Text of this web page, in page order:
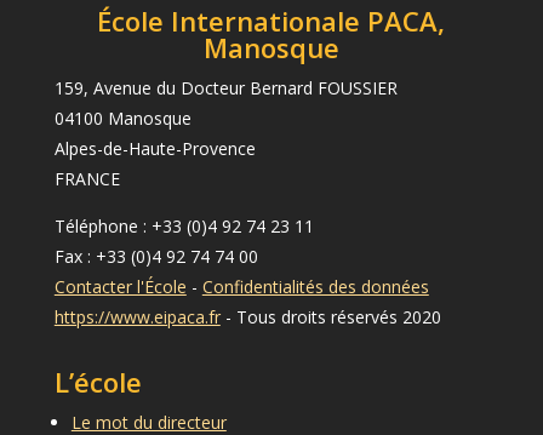
École Internationale PACA,
Manosque
159, Avenue du Docteur Bernard FOUSSIER
04100 Manosque
Alpes-de-Haute-Provence
FRANCE
Téléphone : +33 (0)4 92 74 23 11
Fax : +33 (0)4 92 74 74 00
Contacter l'École - Confidentialités des données
https://www.eipaca.fr- Tous droits réservés 2020
L’école
Le mot du directeur